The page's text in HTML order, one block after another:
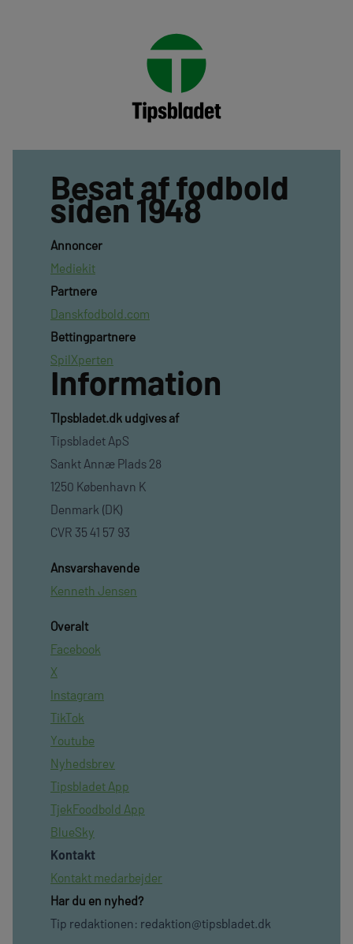
Besat af fodbold
siden 1948
Annoncer
Mediekit
Partnere
Danskfodbold.com
Bettingpartnere
SpilXperten
Information
TIpsbladet.dk udgives af
Tipsbladet ApS
Sankt Annæ Plads 28
1250 København K
Denmark (DK)
CVR 35 41 57 93
Ansvarshavende
Kenneth Jensen
Overalt
Facebook
X
Instagram
TikTok
Youtube
Nyhedsbrev
Tipsbladet App
TjekFoodbold App
BlueSky
Kontakt
Kontakt medarbejder
Har du en nyhed?
Tip redaktionen: redaktion@tipsbladet.dk